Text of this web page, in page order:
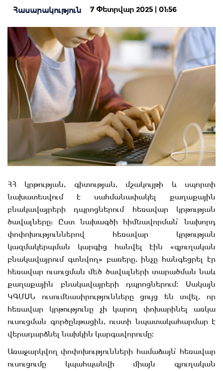
Հասարակություն 7 Փետրվար 2025 | 01:56
ՀՀ կրթության, գիտության, մշակույթի և սպորտի
նախատեսվում է սահմանափակել քաղաքային
բնակավայրերի դպրոցներում հեռավար կրթության
ծավալները: Ըստ նախագծի հիմնավորման՝ նախորդ
փոփոխություններով հեռավար կրթության
կազմակերպման կարգից հանվել էին «գյուղական
բնակավայրում գտնվող» բառերը, ինչը հանգեցրել էր
հեռավար ուսուցման մեծ ծավալների տարածման նաև
քաղաքային բնակավայրերի դպրոցներում։ Սակայն
ԿԳՄՍՆ ուսումնասիրությունները ցույց են տվել, որ
հեռավար կրթությունը չի կարող փոխարինել առկա
ուսուցման գործընթացին, ուստի նպատակահարմար է
վերադարձնել նախկին կարգավորումը։
Առաջարկվող փոփոխությունների համաձայն՝ հեռավար
ուսուցումը կպահպանվի միայն գյուղական